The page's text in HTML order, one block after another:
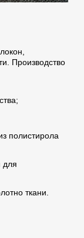
Производство
полистирола
для
ткани.